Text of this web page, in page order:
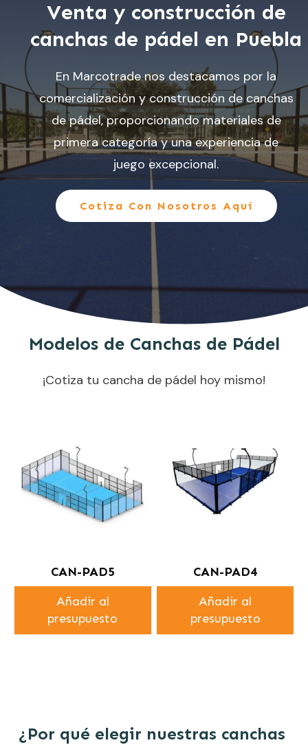
Venta y construcción de
canchas de pádel en Puebla
En Marcotrade nos destacamos por la
comercialización y construcción de canchas
de pádel, proporcionando materiales de
primera categoría y una experiencia de
juego excepcional.
Cotiza Con Nosotros Aquí
Modelos de Canchas de Pádel
¡Cotiza tu cancha de pádel hoy mismo!
CAN-PAD5
Añadir al
presupuesto
CAN-PAD4
Añadir al
presupuesto
¿Por qué elegir nuestras canchas